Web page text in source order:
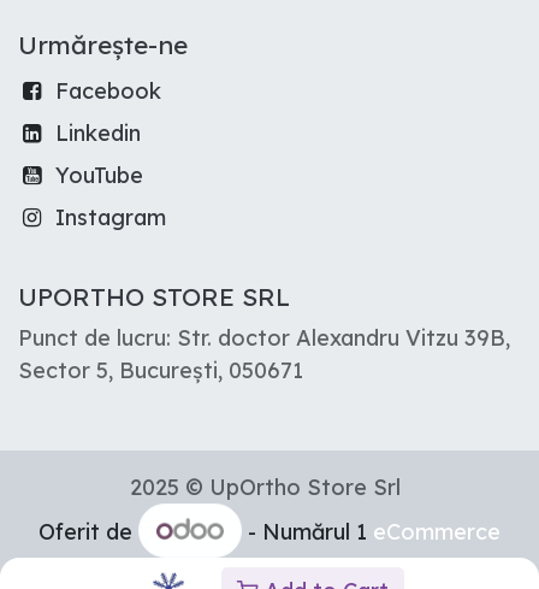
Urmărește-ne
Facebook
Linkedin
YouTube
Instagram
UPORTHO STORE SRL
Punct de lucru: Str. doctor Alexandru Vitzu 39B,
Sector 5, București, 050671
2025 © UpOrtho Store Srl
Oferit de
- Numărul 1 eCommerce
Open Source